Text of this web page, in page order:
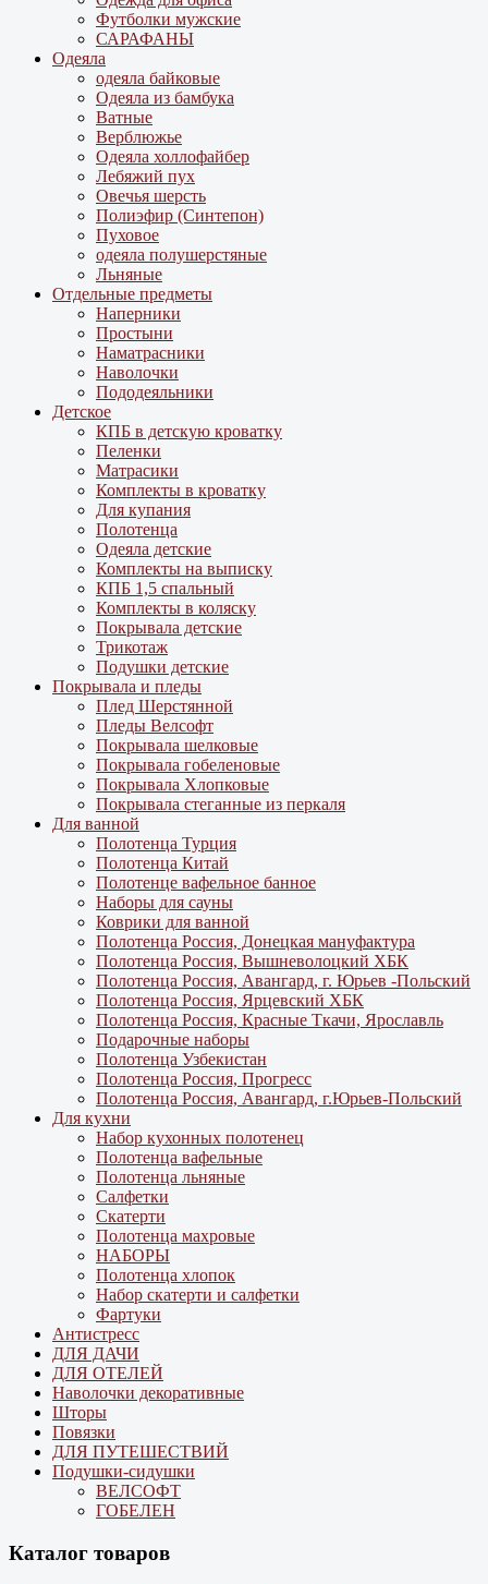
Футболки мужские
САРАФАНЫ
Одеяла
одеяла байковые
Одеяла из бамбука
Ватные
Верблюжье
Одеяла холлофайбер
Лебяжий пух
Овечья шерсть
Полиэфир (Синтепон)
Пуховое
одеяла полушерстяные
Льняные
Отдельные предметы
Наперники
Простыни
Наматрасники
Наволочки
Пододеяльники
Детское
КПБ в детскую кроватку
Пеленки
Матрасики
Комплекты в кроватку
Для купания
Полотенца
Одеяла детские
Комплекты на выписку
КПБ 1,5 спальный
Комплекты в коляску
Покрывала детские
Трикотаж
Подушки детские
Покрывала и пледы
Плед Шерстянной
Пледы Велсофт
Покрывала шелковые
Покрывала гобеленовые
Покрывала Хлопковые
Покрывала стеганные из перкаля
Для ванной
Полотенца Турция
Полотенца Китай
Полотенце вафельное банное
Наборы для сауны
Коврики для ванной
Полотенца Россия, Донецкая мануфактура
Полотенца Россия, Вышневолоцкий ХБК
Полотенца Россия, Авангард, г. Юрьев -Польский
Полотенца Россия, Ярцевский ХБК
Полотенца Россия, Красные Ткачи, Ярославль
Подарочные наборы
Полотенца Узбекистан
Полотенца Россия, Прогресс
Полотенца Россия, Авангард, г.Юрьев-Польский
Для кухни
Набор кухонных полотенец
Полотенца вафельные
Полотенца льняные
Салфетки
Скатерти
Полотенца махровые
НАБОРЫ
Полотенца хлопок
Набор скатерти и салфетки
Фартуки
Антистресс
ДЛЯ ДАЧИ
ДЛЯ ОТЕЛЕЙ
Наволочки декоративные
Шторы
Повязки
ДЛЯ ПУТЕШЕСТВИЙ
Подушки-сидушки
ВЕЛСОФТ
ГОБЕЛЕН
Каталог товаров